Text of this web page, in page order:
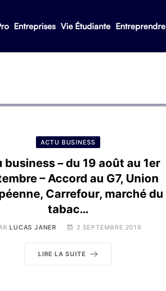
Entreprises Vie Étudiante Entreprendre
ACTU BUSINESS
business – du 19 août au 1er
– Accord au G7, Union
Carrefour, marché du
tabac…
LUCAS JANER 2 SEPTEMBRE 2019
LIRE LA SUITE